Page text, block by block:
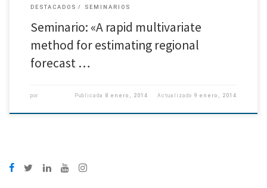
DESTACADOS SEMINARIOS
Seminario: «A rapid multivariate
method for estimating regional
forecast …
por Publicada 8 enero, 2014 Actualizado 9 enero, 2014